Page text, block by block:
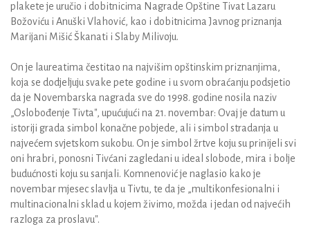
plakete je uručio i dobitnicima Nagrade Opštine Tivat Lazaru
Božoviću i Anuški Vlahović, kao i dobitnicima Javnog priznanja
Marijani Mišić Škanati i Slaby Milivoju.
On je laureatima čestitao na najvišim opštinskim priznanjima,
koja se dodjeljuju svake pete godine i u svom obraćanju podsjetio
da je Novembarska nagrada sve do 1998. godine nosila naziv
„Oslobođenje Tivta", upućujući na 21. novembar: Ovaj je datum u
istoriji grada simbol konačne pobjede, ali i simbol stradanja u
najvećem svjetskom sukobu. On je simbol žrtve koju su prinijeli svi
oni hrabri, ponosni Tivćani zagledani u ideal slobode, mira i bolje
budućnosti koju su sanjali. Komnenović je naglasio kako je
novembar mjesec slavlja u Tivtu, te da je „multikonfesionalni i
multinacionalni sklad u kojem živimo, možda i jedan od najvećih
razloga za proslavu".